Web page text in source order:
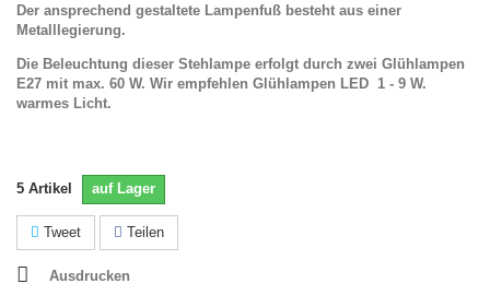
Der ansprechend gestaltete Lampenfuß besteht aus einer
Metalllegierung.
Die Beleuchtung dieser Stehlampe erfolgt durch zwei Glühlampen
E27 mit max. 60 W. Wir empfehlen Glühlampen LED 1 - 9 W.
warmes Licht.
5 Artikel auf Lager
Tweet Teilen
Ausdrucken